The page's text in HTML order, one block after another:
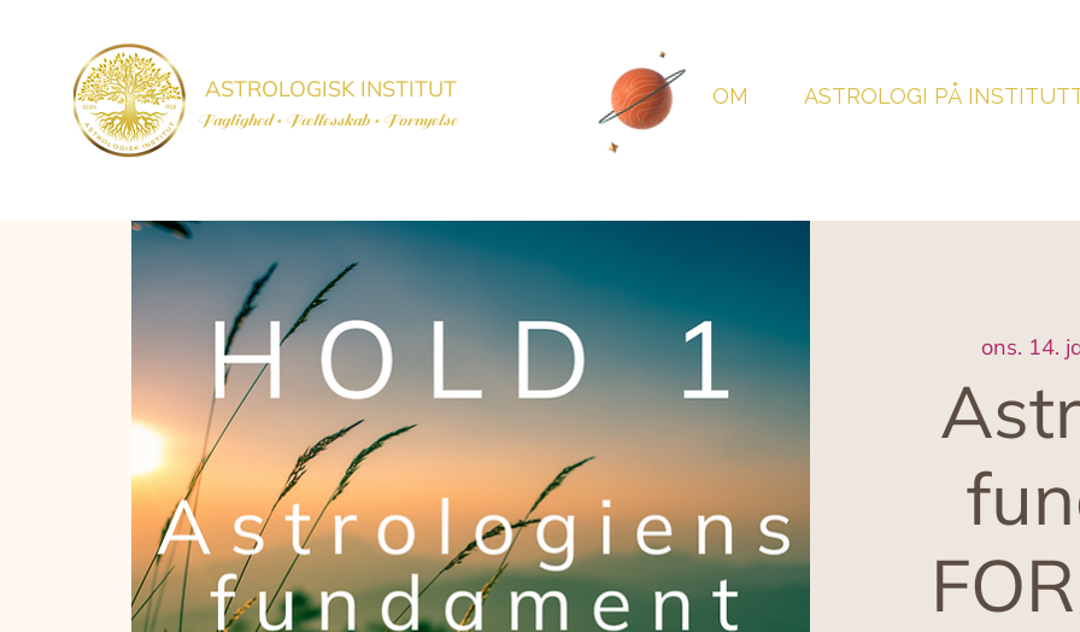
ASTROLOGISK INSTITUT
Faglighed • Fællesskab • Fornyelse
OM ASTROLOGI PÅ
ons. 14.